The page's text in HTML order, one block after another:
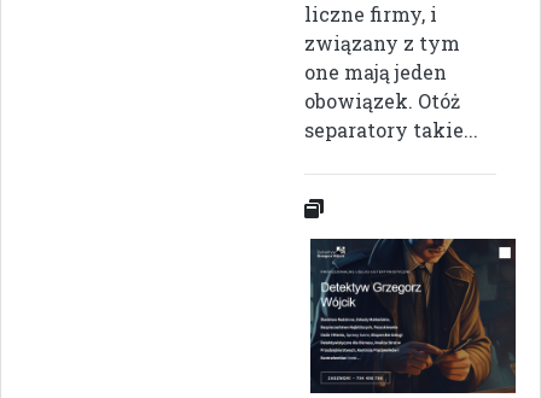
liczne firmy, i
związany z tym
one mają jeden
obowiązek. Otóż
separatory takie...